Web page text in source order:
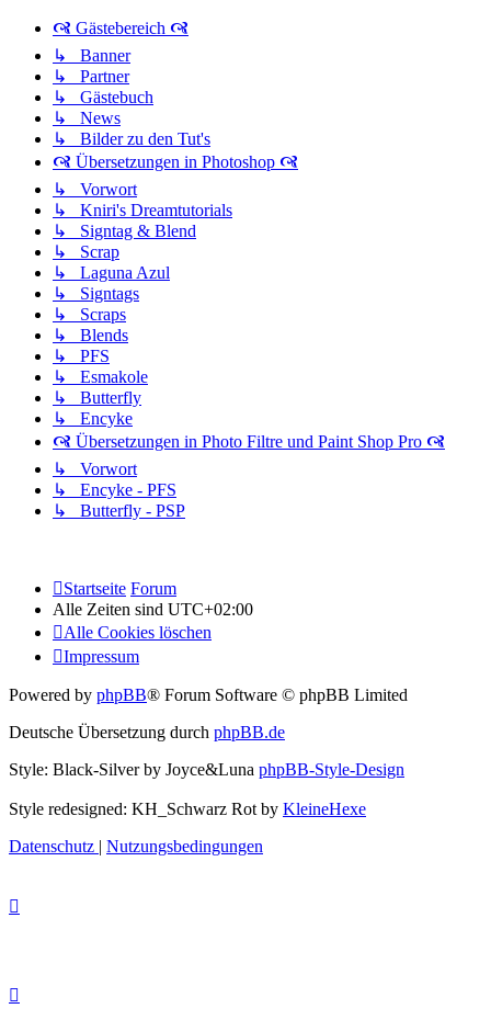
🙧 Gästebereich 🙧
↳ Banner
↳ Partner
↳ Gästebuch
↳ News
↳ Bilder zu den Tut's
🙧 Übersetzungen in Photoshop 🙧
↳ Vorwort
↳ Kniri's Dreamtutorials
↳ Signtag & Blend
↳ Scrap
↳ Laguna Azul
↳ Signtags
↳ Scraps
↳ Blends
↳ PFS
↳ Esmakole
↳ Butterfly
↳ Encyke
🙧 Übersetzungen in Photo Filtre und Paint Shop Pro 🙧
↳ Vorwort
↳ Encyke - PFS
↳ Butterfly - PSP
Startseite Forum
Alle Zeiten sind UTC+02:00
Alle Cookies löschen
Impressum
Powered by phpBB® Forum Software © phpBB Limited
Deutsche Übersetzung durch phpBB.de
Style: Black-Silver by Joyce&Luna phpBB-Style-Design
Style redesigned: KH_Schwarz Rot by KleineHexe
Datenschutz | Nutzungsbedingungen